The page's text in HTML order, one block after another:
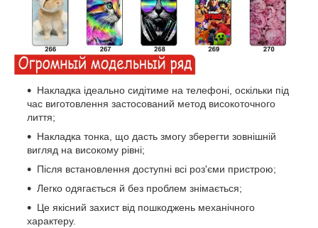
Накладка ідеально сидітиме на телефоні, оскільки під
час виготовлення застосований метод високоточного
лиття;
Накладка тонка, що дасть змогу зберегти зовнішній
вигляд на високому рівні;
Після встановлення доступні всі роз'єми пристрою;
Легко одягається й без проблем знімається;
Це якісний захист від пошкоджень механічного
характеру.